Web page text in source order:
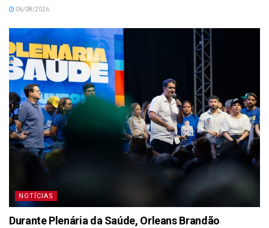
06/08/2026
NOTÍCIAS
Durante Plenária da Saúde, Orleans Brandão